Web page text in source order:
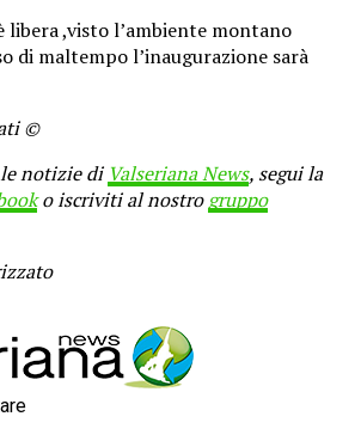
libera ,visto l’ambiente montano
di maltempo l’inaugurazione sarà
©
le notizie di Valseriana News, segui la
o iscriviti al nostrogruppo